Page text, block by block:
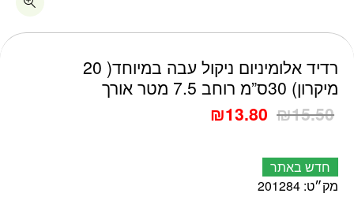
חדש באתר
רדיד אלומיניום ניקול עבה במיוחד( 20
מיקרון) 30ס”מ רוחב 7.5 מטר אורך
₪15.50
₪13.80
מק״ט: 201284
כמות רדיד אלומיניום ניקול עבה במיוחד( 20 מיקרון) 30ס"מ רוחב 7.5 מטר אורך